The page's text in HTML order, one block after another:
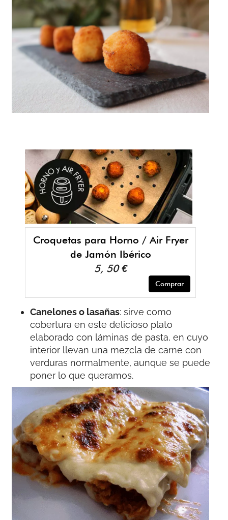
Croquetas para Horno / Air Fryer
de Jamón Ibérico
5, 50 €
Comprar
Canelones o lasañas: sirve como
cobertura en este delicioso plato
elaborado con láminas de pasta, en cuyo
interior llevan una mezcla de carne con
verduras normalmente, aunque se puede
poner lo que queramos.